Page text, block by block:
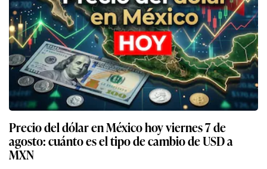
Precio del dólar en México hoy viernes 7 de
agosto: cuánto es el tipo de cambio de USD a
MXN